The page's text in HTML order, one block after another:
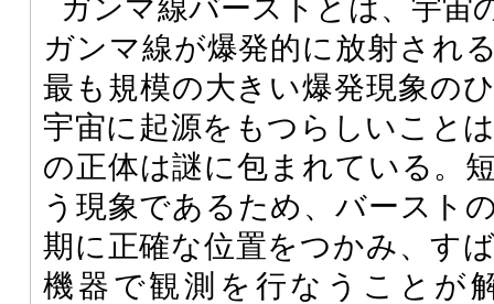
ガンマ線バーストとは、宇宙
ガンマ線が爆発的に放射され
最も規模の大きい爆発現象の
宇宙に起源をもつらしいこと
の正体は謎に包まれている。
う現象であるため、バースト
期に正確な位置をつかみ、す
機器で観測を行なうことが